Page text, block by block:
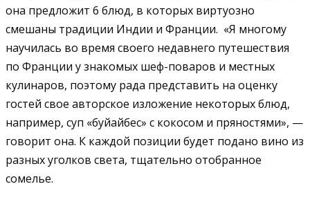
она предложит 6 блюд, в которых виртуозно
смешаны традиции Индии и Франции. «Я многому
научилась во время своего недавнего путешествия
по Франции у знакомых шеф-поваров и местных
кулинаров, поэтому рада представить на оценку
гостей свое авторское изложение некоторых блюд,
например, суп «буйайбес» с кокосом и пряностями», —
говорит она. К каждой позиции будет подано вино из
разных уголков света, тщательно отобранное
сомелье.